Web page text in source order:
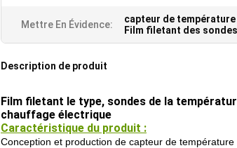
Mettre En Évidence: capteur de
Film filetant des
Description de produit
Film filetant le type, sondes de la
chauffage électrique
Caractéristique du produit :
Conception et production de capteur de température